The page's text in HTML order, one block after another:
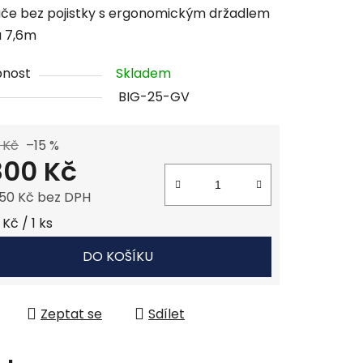
bez pojistky s ergonomickým držadlem
7,6m
Skladem
BIG-25-GV
–15 %
Kč
Kč bez DPH
cena:
/ 1 ks
DO KOŠÍKU
Zeptat se Sdílet